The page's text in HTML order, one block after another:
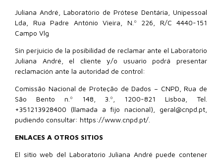
Juliana André, Laboratório de Prótese Dentária, Unipessoal
Lda, Rua Padre António Vieira, N.º 226, R/C 4440-151
Campo Vlg
Sin perjuicio de la posibilidad de reclamar ante el Laboratorio
Juliana André, el cliente y/o usuario podrá presentar
reclamación ante la autoridad de control:
Comissão Nacional de Proteção de Dados – CNPD, Rua de
São Bento n.º 148, 3.º, 1200-821 Lisboa, Tel.
+351213928400 (llamada a fijo nacional), geral@cnpd.pt,
pudiendo consultar: https://www.cnpd.pt/.
ENLACES A OTROS SITIOS
El sitio web del Laboratorio Juliana André puede contener